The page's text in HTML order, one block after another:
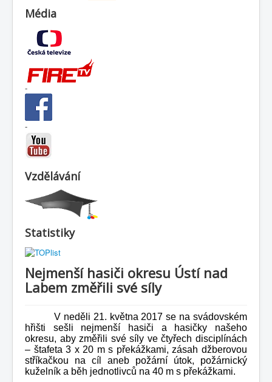
Média
-
-
Vzdělávání
Statistiky
Nejmenší hasiči okresu Ústí nad
Labem změřili své síly
V neděli 21. května 2017 se na svádovském
hřišti sešli nejmenší hasiči a hasičky našeho
okresu, aby změřili své síly ve čtyřech disciplínách
– štafeta 3 x 20 m s překážkami, zásah džberovou
stříkačkou na cíl aneb požární útok, požárnický
kuželník a běh jednotlivců na 40 m s překážkami.